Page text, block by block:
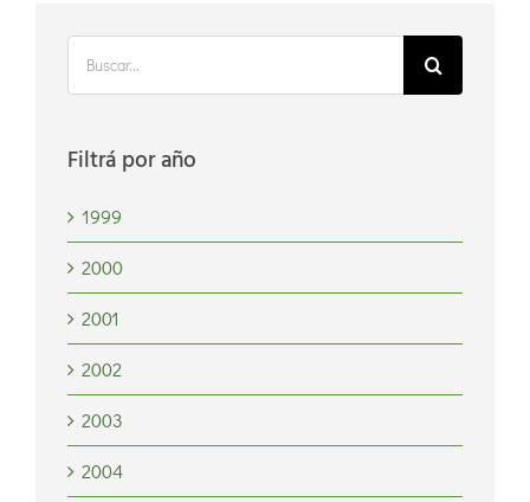
Buscar:
Filtrá por año
1999
2000
2001
2002
2003
2004